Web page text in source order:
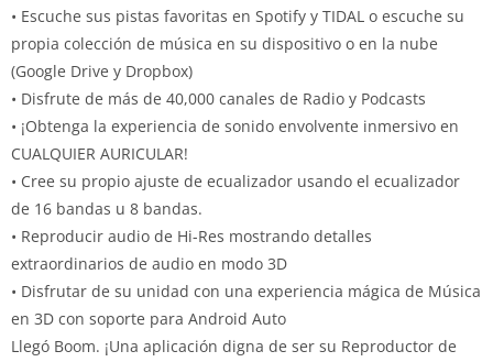
• Escuche sus pistas favoritas en Spotify y TIDAL o escuche su
propia colección de música en su dispositivo o en la nube
(Google Drive y Dropbox)
• Disfrute de más de 40,000 canales de Radio y Podcasts
• ¡Obtenga la experiencia de sonido envolvente inmersivo en
CUALQUIER AURICULAR!
• Cree su propio ajuste de ecualizador usando el ecualizador
de 16 bandas u 8 bandas.
• Reproducir audio de Hi-Res mostrando detalles
extraordinarios de audio en modo 3D
• Disfrutar de su unidad con una experiencia mágica de Música
en 3D con soporte para Android Auto
Llegó Boom. ¡Una aplicación digna de ser su Reproductor de